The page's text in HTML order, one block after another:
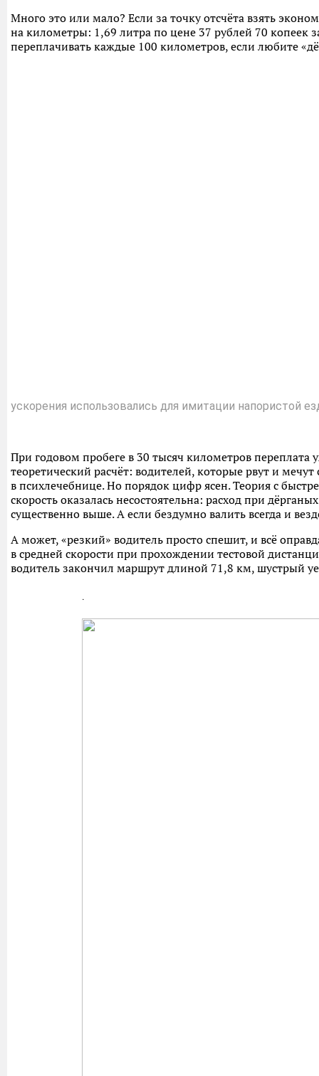
Много это или мало? Если за точку отсчёта взять
на километры: 1,69 литра по цене 37 рублей 70 копеек
переплачивать каждые 100 километров, если любите
ускорения использовались для имитации напористой
При годовом пробеге в 30 тысяч километров
теоретический расчёт: водителей, которые рвут и
в психлечебнице. Но порядок цифр ясен. Теория с
скорость оказалась несостоятельна: расход при
существенно выше. А если бездумно валить всегда и
А может, «резкий» водитель просто спешит, и всё
в средней скорости при прохождении тестовой
водитель закончил маршрут длиной 71,8 км, шустрый
.